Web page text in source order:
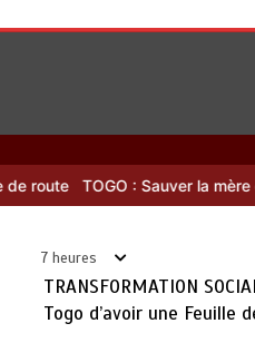
devient un indicateur de
7 heures
TRANSFORMATION
Togo d’avoir une Feuille